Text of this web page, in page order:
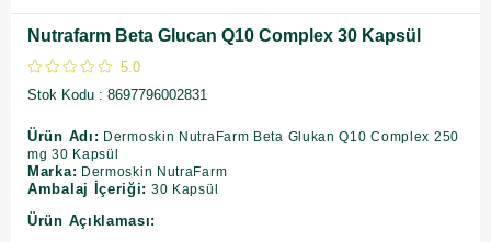
Nutrafarm Beta Glucan Q10 Complex 30 Kapsül
5.0
Stok Kodu
8697796002831
Ürün Adı: Dermoskin NutraFarm Beta Glukan Q10 Complex 250
mg 30 Kapsül
Marka: Dermoskin NutraFarm
Ambalaj İçeriği: 30 Kapsül
Ürün Açıklaması: